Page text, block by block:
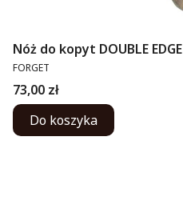
Nóż do kopyt DOUBLE EDGE
PRODUCENT
FORGET
Cena
73,00 zł
Do koszyka